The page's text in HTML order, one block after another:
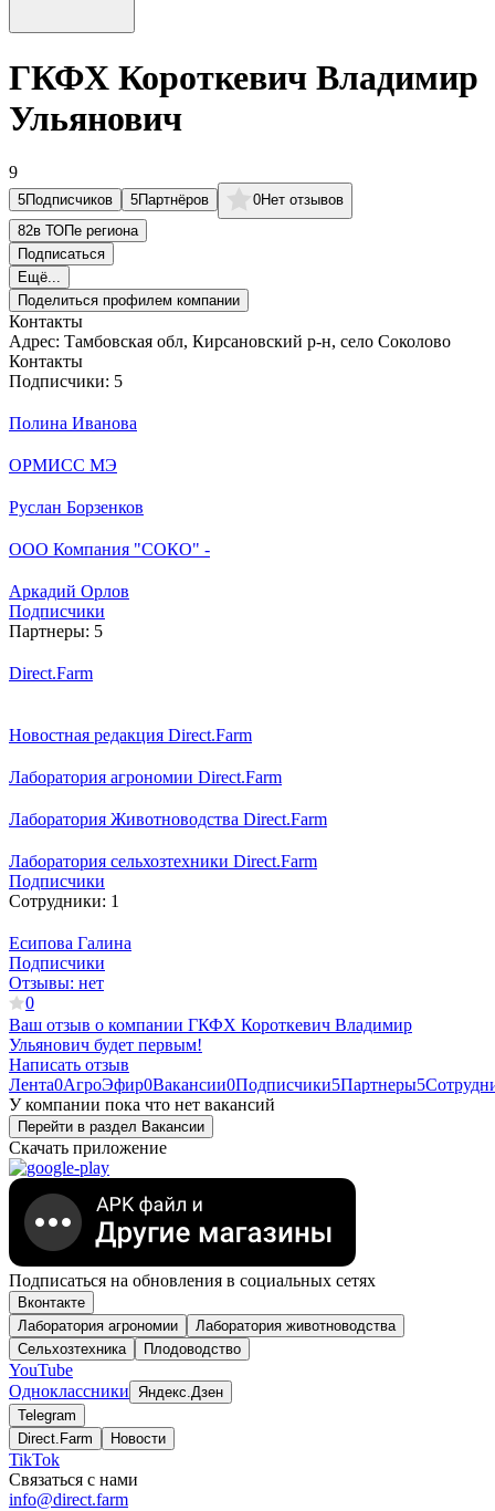
ГКФХ Короткевич Владимир
Ульянович
9
5Подписчиков 5Партнёров 0Нет отзывов
82в ТОПе региона
Подписаться
Ещё...
Поделиться профилем компании
Контакты
Адрес: Тамбовская обл, Кирсановский р-н, село Соколово
Контакты
Подписчики: 5
Полина Иванова
ОРМИСС МЭ
Руслан Борзенков
ООО Компания "СОКО" -
Аркадий Орлов
Подписчики
Партнеры: 5
Direct.Farm
Новостная редакция Direct.Farm
Лаборатория агрономии Direct.Farm
Лаборатория Животноводства Direct.Farm
Лаборатория сельхозтехники Direct.Farm
Подписчики
Сотрудники: 1
Есипова Галина
Подписчики
Отзывы: нет
0
Ваш отзыв о компании ГКФХ Короткевич Владимир
Ульянович будет первым!
Написать отзыв
Лента0АгроЭфир0Вакансии0Подписчики5Партнеры5
У компании пока что нет вакансий
Перейти в раздел Вакансии
Скачать приложение
Подписаться на обновления в социальных сетях
Вконтакте
Лаборатория агрономии
Лаборатория животноводства
Сельхозтехника
Плодоводство
YouTube
Одноклассники Яндекс.Дзен
Telegram
Direct.Farm
Новости
TikTok
Связаться с нами
info@direct.farm